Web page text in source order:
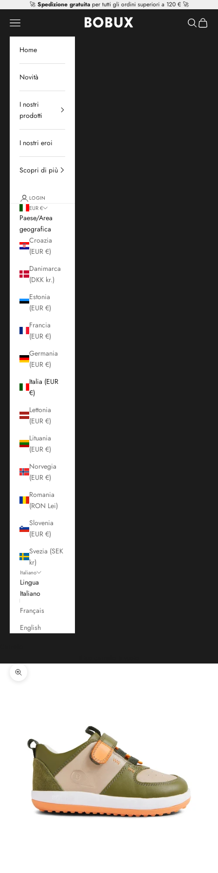
Vai al contenuto
🚀 Spedizione gratuitaper tutti gli ordini superiori a 120 € 🚀
Mr Tiggle - Distributor
Apri il menu di navigazione Mostra il
Home
Novità
I nostri
prodotti
I nostri eroi
Scopri di più
LOGIN
EUR €
Paese/Area
geografica
Croazia
(EUR €)
Danimarca
(DKK kr.)
Estonia
(EUR €)
Francia
(EUR €)
Germania
(EUR €)
Italia (EUR
€)
Lettonia
(EUR €)
Lituania
(EUR €)
Norvegia
(EUR €)
Romania
(RON Lei)
Slovenia
(EUR €)
Svezia (SEK
kr)
Italiano
Lingua
Italiano
Français
English
Ingrandisci immagine